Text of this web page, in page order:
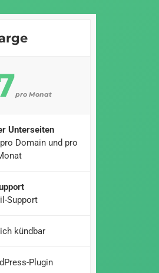
pro Monat
Unterseiten
Domain und pro
Support
kündbar
Plugin